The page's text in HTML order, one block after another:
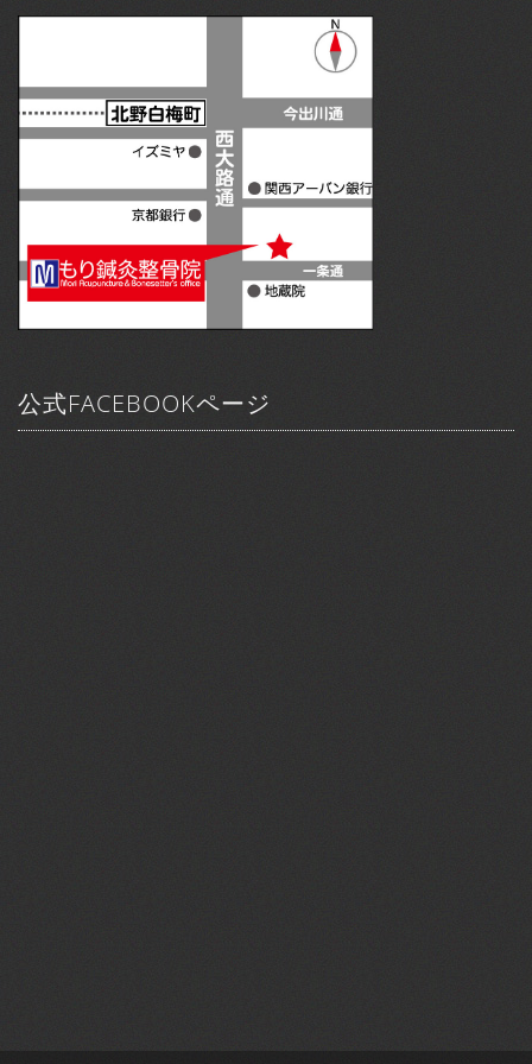
公式FACEBOOKページ